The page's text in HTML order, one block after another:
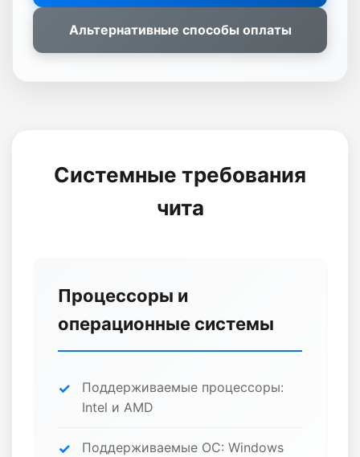
Альтернативные способы оплаты
Системные требования
чита
Процессоры и
операционные системы
Поддерживаемые процессоры:
Intel и AMD
Поддерживаемые ОС: Windows